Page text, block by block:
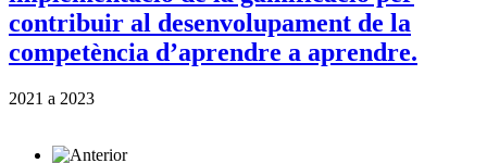
contribuir al desenvolupament de la
competència d’aprendre a aprendre.
2021 a 2023